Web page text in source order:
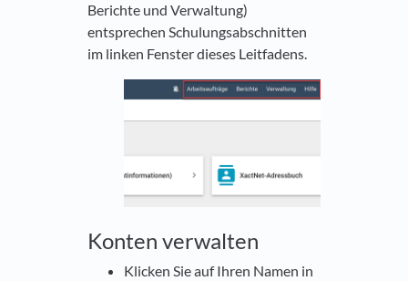
Berichte und Verwaltung)
entsprechen Schulungsabschnitten
im linken Fenster dieses Leitfadens.
Konten verwalten
Klicken Sie auf Ihren Namen in